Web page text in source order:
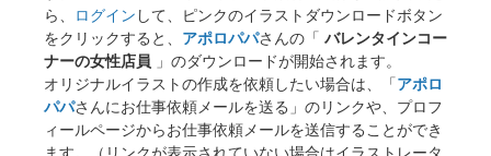
ら、
ログイン して、ピンクのイラストダウンロードボタン
をクリックすると、 アポロパパさんの「 バレンタインコー
ナーの女性店員 」のダウンロードが開始されます。
オリジナルイラストの作成を依頼したい場合は、「アポロ
パパさんにお仕事依頼メールを送る」のリンクや、プロフ
ィールページからお仕事依頼メールを送信することができ